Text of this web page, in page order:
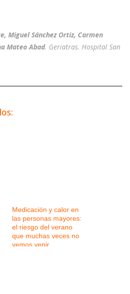
Miguel Sánchez Ortiz, Carmen
Mateo Abad. Geriatras. Hospital San
Medicación y calor en
las personas mayores:
el riesgo del verano
que muchas veces no
vemos venir